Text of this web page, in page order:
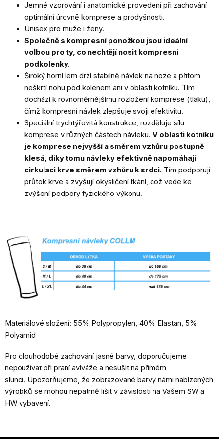
Jemné vzorování i anatomické provedení při zachování
optimální úrovně komprese a prodyšnosti.
Unisex pro muže i ženy.
Společně s kompresní ponožkou jsou ideální
volbou pro ty, co nechtějí nosit kompresní
podkolenky.
Široký horní lem drží stabilně návlek na noze a přitom
neškrtí nohu pod kolenem ani v oblasti kotníku. Tím
dochází k rovnoměrnějšímu rozložení komprese (tlaku),
čímž kompresní návlek zlepšuje svoji efektivitu.
Speciální trychtýřovitá konstrukce, rozděluje sílu
komprese v různých částech návleku. V oblasti kotníku
je komprese nejvyšší a směrem vzhůru postupně
klesá, díky tomu návleky efektivně napomáhají
cirkulaci krve směrem vzhůru k srdci. Tím podporují
průtok krve a zvyšují okysličení tkání, což vede ke
zvýšení podpory fyzického výkonu.
Materiálové složení: 55% Polypropylen, 40% Elastan, 5%
Polyamid
Pro dlouhodobé zachování jasné barvy, doporučujeme
nepoužívat při praní aviváže a nesušit na přímém
slunci. Upozorňujeme, že zobrazované barvy námi nabízených
výrobků se mohou nepatrně lišit v závislosti na Vašem SW a
HW vybavení.